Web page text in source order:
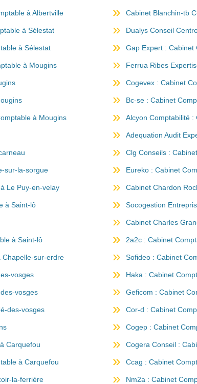
à Albertville Cabinet Blanchin-tb
à Sélestat Dualys Conseil
à Sélestat Gap Expert : Cabinet
à Mougins Ferrua Ribes
Cogevex : Cabinet
Bc-se : Cabinet
à Mougins Alcyon Comptabilité
Adequation Audit
Clg Conseils :
sur-la-sorgue Eureko : Cabinet
Le Puy-en-velay Cabinet Chardon
à Saint-lô Socogestion
Cabinet Charles
à Saint-lô 2a2c : Cabinet
Chapelle-sur-erdre Sofideo : Cabinet
vosges Haka : Cabinet
vosges Geficom : Cabinet
des-vosges Cor-d : Cabinet
Cogep : Cabinet
Carquefou Cogera Conseil :
à Carquefou Ccag : Cabinet
la-ferrière Nm2a : Cabinet